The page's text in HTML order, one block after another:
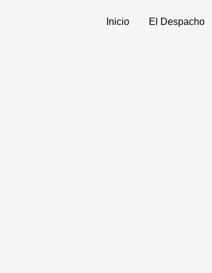
Inicio El Despacho